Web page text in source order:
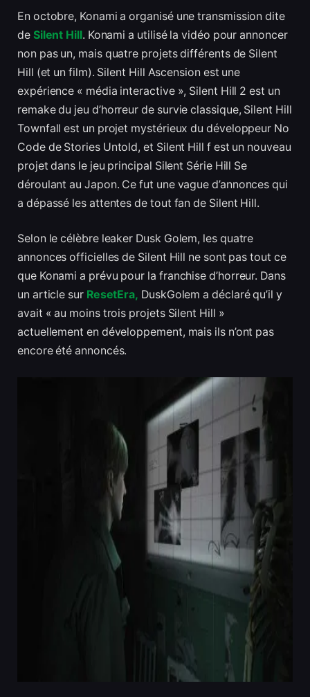
En octobre, Konami a organisé une transmission dite
de Silent Hill. Konami a utilisé la vidéo pour annoncer
non pas un, mais quatre projets différents de Silent
Hill (et un film). Silent Hill Ascension est une
expérience « média interactive », Silent Hill 2 est un
remake du jeu d’horreur de survie classique, Silent Hill
Townfall est un projet mystérieux du développeur No
Code de Stories Untold, et Silent Hill f est un nouveau
projet dans le jeu principal Silent Série Hill Se
déroulant au Japon. Ce fut une vague d’annonces qui
a dépassé les attentes de tout fan de Silent Hill.
Selon le célèbre leaker Dusk Golem, les quatre
annonces officielles de Silent Hill ne sont pas tout ce
que Konami a prévu pour la franchise d’horreur. Dans
un article sur ResetEra, DuskGolem a déclaré qu’il y
avait « au moins trois projets Silent Hill »
actuellement en développement, mais ils n’ont pas
encore été annoncés.